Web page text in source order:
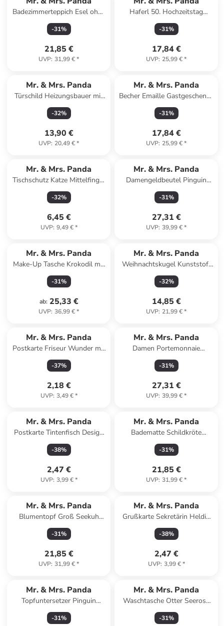
Badezimmerteppich Esel ohne
Spruch in Weiß
-31%
21,85 €
UVP: 31,99 €*
Haferl 50. Hochzeitstag
Goldene Hochzeit mit Sp... in
Braun Pastell
-31%
17,84 €
UVP: 25,99 €*
Mr. & Mrs. Panda
Türschild Heizungsbauer mit
Spruch in Keine Angabe
-32%
13,90 €
UVP: 20,49 €*
Mr. & Mrs. Panda
Becher Emaille Gastgeschenke
Freude mit Spruch in Schwarz
-31%
17,84 €
UVP: 25,99 €*
Mr. & Mrs. Panda
Tischschutz Katze Mittelfinger
ohne Spruch in Transparent
-32%
6,45 €
UVP: 9,49 €*
Mr. & Mrs. Panda
Damengeldbeutel Pinguin
Blumen ohne Spruch in
Eisblau
-31%
27,31 €
UVP: 39,99 €*
Mr. & Mrs. Panda
Make-Up Tasche Krokodil mit
Spruch in Weiß
-31%
ab: 25,33 €
UVP: 36,99 €*
Mr. & Mrs. Panda
Weihnachtskugel Kunststoff
Pinguin Kokosnuss De... in
Weiß
-32%
14,85 €
UVP: 21,99 €*
Mr. & Mrs. Panda
Postkarte Friseur Wunder mit
Spruch in Weiß
-37%
2,18 €
UVP: 3,49 €*
Mr. & Mrs. Panda
Damen Portemonnaie
Schnecken Liebe mit Spruch in
Grau Pastell
-31%
27,31 €
UVP: 39,99 €*
Mr. & Mrs. Panda
Postkarte Tintenfisch Design
mit Spruch in Weiß
-38%
2,47 €
UVP: 3,99 €*
Mr. & Mrs. Panda
Badematte Schildkröte
MHerzieren ohne Spruch in
Blau Pastell
-31%
21,85 €
UVP: 31,99 €*
Mr. & Mrs. Panda
Blumentopf Groß Seekuh
Chillen mit Spruch in Weiß
-31%
21,85 €
UVP: 31,99 €*
Mr. & Mrs. Panda
Grußkarte Sekretärin Heldin
mit Spruch in Meeresbrise
-38%
2,47 €
UVP: 3,99 €*
Mr. & Mrs. Panda
Topfuntersetzer Pinguin
Weihnachtsbaum Design o...
in Weiß
-31%
Mr. & Mrs. Panda
Waschtasche Otter Seerose
ohne Spruch in Grau Pastell
-31%